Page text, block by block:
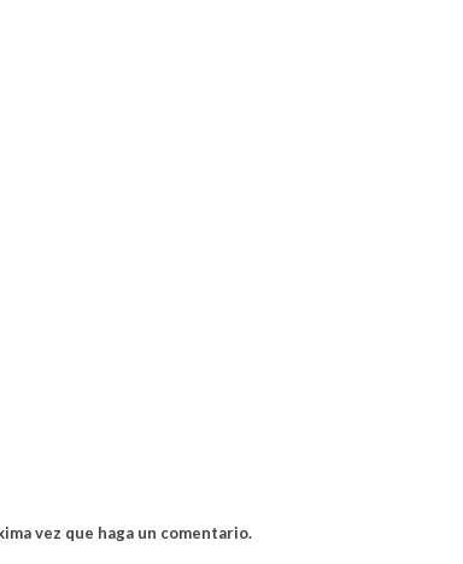
vez que haga un comentario.